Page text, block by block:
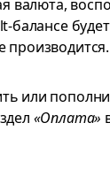
валюта,
балансе
производится.
или
«Оплата»